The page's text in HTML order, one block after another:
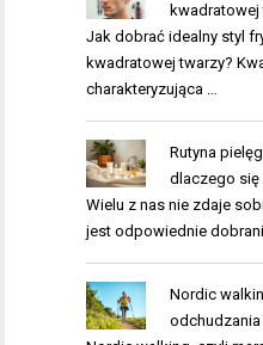
kwadratowej
Jak dobrać idealny styl
kwadratowej twarzy?
charakteryzująca …
Rutyna
dlaczego się
Wielu z nas nie zdaje
jest odpowiednie
Nordic